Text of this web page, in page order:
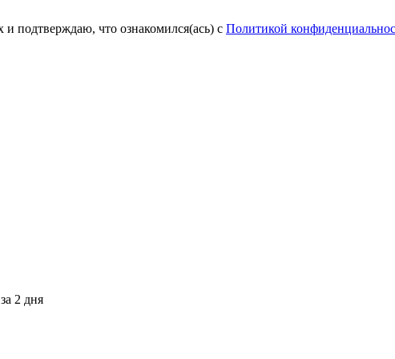
подтверждаю, что ознакомился(ась) c Политикой
2 дня